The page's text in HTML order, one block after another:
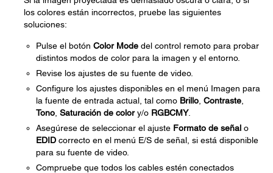
los colores están incorrectos, pruebe las siguientes
soluciones:
Pulse el botón Color Mode del control remoto para probar
distintos modos de color para la imagen y el entorno.
Revise los ajustes de su fuente de video.
Configure los ajustes disponibles en el menú Imagen para
la fuente de entrada actual, tal como Brillo Contraste
Tono Saturación de colory/o RGBCMY.
Asegúrese de seleccionar el ajuste Formato de señal o
EDID correcto en el menú E/S de señal, si está disponible
para su fuente de video.
Compruebe que todos los cables estén conectados